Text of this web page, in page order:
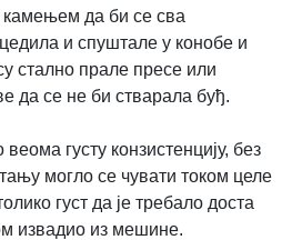
камењем да би се сва
и спуштале у конобе и
стално прале пресе или
да се не би стварала буђ.
густу конзистенцију, без
могло се чувати током целе
густ да је требало доста
извадио из мешине.